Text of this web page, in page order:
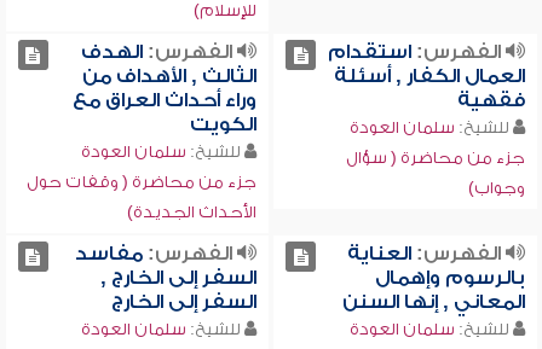
للإسلام)
الفهرس:استقدام
العمال الكفار , أسئلة
فقهية
للشيخ: سلمان العودة
جزء من محاضرة ( سؤال
وجواب)
الفهرس:الهدف
الثالث , الأهداف من
وراء أحداث العراق مع
الكويت
للشيخ: سلمان العودة
جزء من محاضرة ( وقفات حول
الأحداث الجديدة)
الفهرس:العناية
بالرسوم وإهمال
المعاني , إنها السنن
للشيخ: سلمان العودة
الفهرس:مفاسد
السفر إلى الخارج ,
السفر إلى الخارج
للشيخ: سلمان العودة